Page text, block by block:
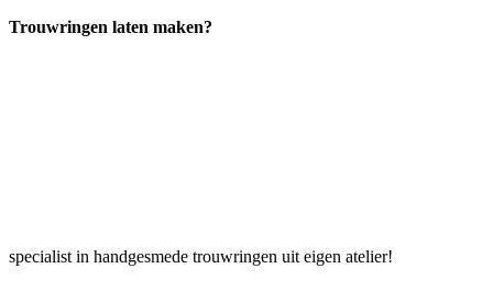
Trouwringen laten maken?
specialist in handgesmede trouwringen uit eigen atelier!